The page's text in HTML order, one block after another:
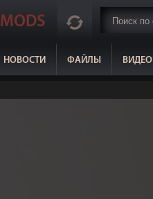
MODS
НОВОСТИ ФАЙЛЫ ВИДЕО